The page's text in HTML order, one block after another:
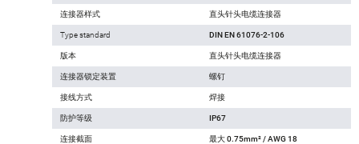
连接器样式 直头针头电缆连接器
Type standard DIN EN 61076-2-106
版本 直头针头电缆连接器
连接器锁定装置 螺钉
接线方式 焊接
防护等级 IP67
连接截面 最大 0.75mm² / AWG 18